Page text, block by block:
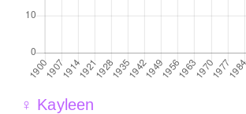
♀ Kayleen